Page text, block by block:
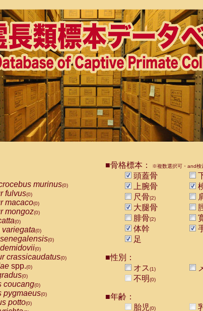
murinus(0)
fulvus(0)
macaco(0)
mongoz(0)
(0)
variegata(0)
(0)
(0)
crassicaudatus(0)
spp.(0)
(0)
coucang(0)
pygmaeus(0)
potto(0)
■骨格標本： ※複数選択可・and検
頭蓋骨
上腕骨
尺骨(2)
大腿骨
腓骨(2)
体幹
足
■性別：
オス(1)
不明(0)
■年齢：
胎児(0)